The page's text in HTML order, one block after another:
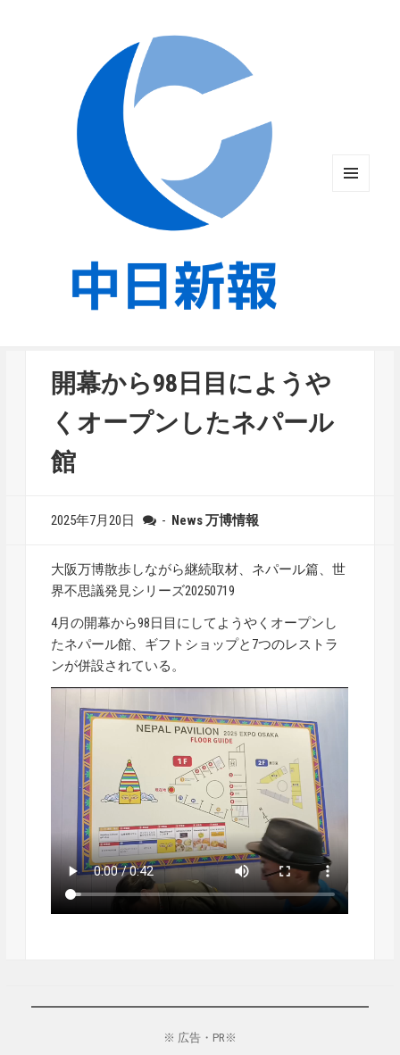
開幕から98日目にようや
くオープンしたネパール
館
2025年7月20日 - News万博情報
大阪万博散歩しながら継続取材、ネパール篇、世
界不思議発見シリーズ20250719
4月の開幕から98日目にしてようやくオープンし
たネパール館、ギフトショップと7つのレストラ
ンが併設されている。
※ 広告・PR※